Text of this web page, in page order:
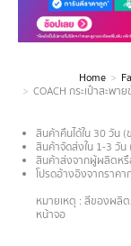
You are here:
Home
COACH กระเป๋าสะพ
สินค้าคืนได้ใน 30 วัน (
สินค้าจัดส่งใน 1-3 วัน
สินค้าส่งจากผู้ผลิตหรื
โปรดอ้างอิงจากราค
หมายเหตุ : สีของผลิ
หน้าจอ